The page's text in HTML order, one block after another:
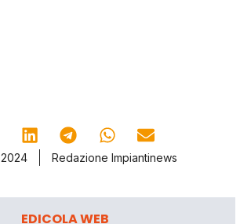
Redazione Impiantinews
EDICOLA WEB